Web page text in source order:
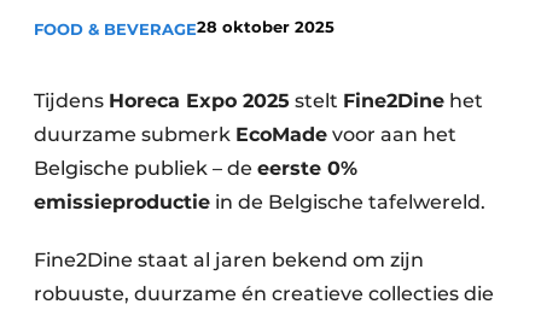
Housekeeping
FOOD & BEVERAGE28 oktober 2025
Tijdens Horeca Expo 2025 stelt Fine2Dine het
duurzame submerk EcoMade voor aan het
Belgische publiek – de eerste 0%
emissieproductie in de Belgische tafelwereld.
Fine2Dine staat al jaren bekend om zijn
robuuste, duurzame én creatieve collecties die